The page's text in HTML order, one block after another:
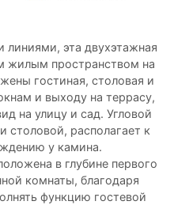
эта двухэтажная
жилым пространством на
гостиная, столовая и
и выходу на террасу,
на улицу и сад. Угловой
столовой, располагает к
у камина.
в глубине первого
комнаты, благодаря
функцию гостевой